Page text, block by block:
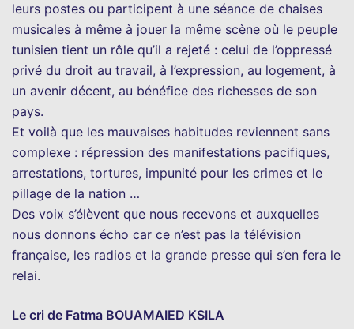
leurs postes ou participent à une séance de chaises
musicales à même à jouer la même scène où le peuple
tunisien tient un rôle qu’il a rejeté : celui de l’oppressé
privé du droit au travail, à l’expression, au logement, à
un avenir décent, au bénéfice des richesses de son
pays.
Et voilà que les mauvaises habitudes reviennent sans
complexe : répression des manifestations pacifiques,
arrestations, tortures, impunité pour les crimes et le
pillage de la nation …
Des voix s’élèvent que nous recevons et auxquelles
nous donnons écho car ce n’est pas la télévision
française, les radios et la grande presse qui s’en fera le
relai.
Le cri de Fatma BOUAMAIED KSILA